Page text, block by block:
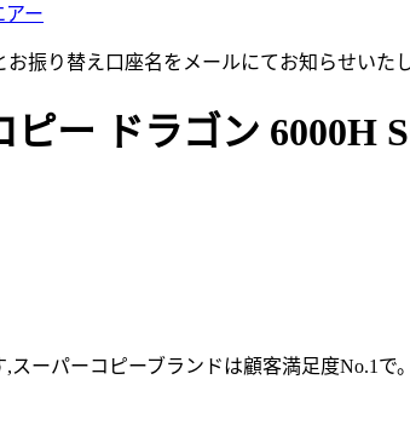
アー
振り替え口座名をメールにてお知らせいたし
ー ドラゴン 6000H
ーパーコピーブランドは顧客満足度No.1で。